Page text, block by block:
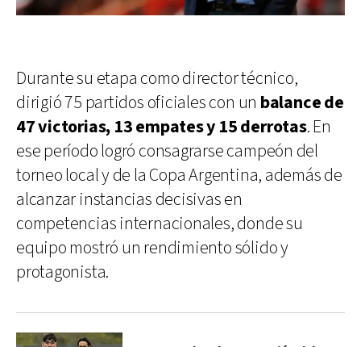
Durante su etapa como director técnico,
dirigió 75 partidos oficiales con un balance de
47 victorias, 13 empates y 15 derrotas. En
ese período logró consagrarse campeón del
torneo local y de la Copa Argentina, además de
alcanzar instancias decisivas en
competencias internacionales, donde su
equipo mostró un rendimiento sólido y
protagonista.